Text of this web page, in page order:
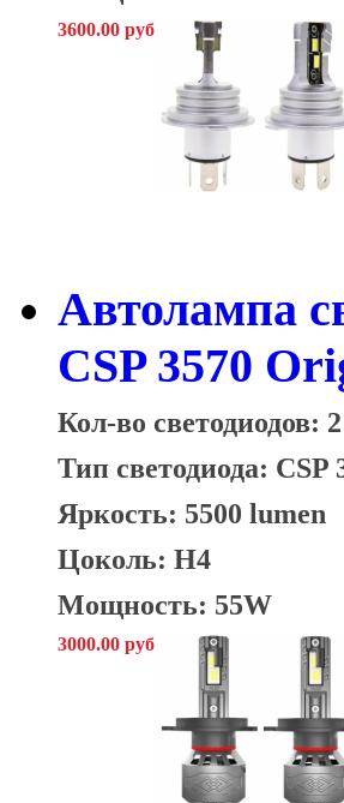
3600.00 руб
Автолампа
CSP 3570
Кол-во светодиодов: 2
Тип светодиода: CSP
Яркость: 5500 lumen
Цоколь: H4
Мощность: 55W
3000.00 руб